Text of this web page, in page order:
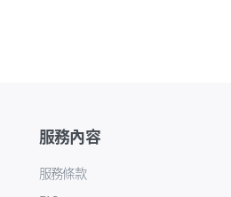
服務內容
服務條款